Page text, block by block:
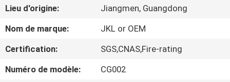
AU
SUJET
DE
Lieu d'origine:
Jiangmen, Guangdong
Nom de marque:
JKL or OEM
Certification:
SGS,CNAS,Fire-rating
Numéro de modèle:
CG002